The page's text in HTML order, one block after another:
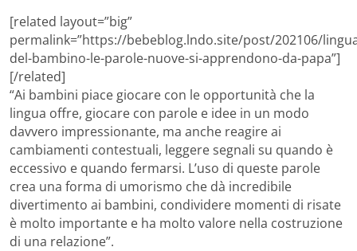
[related layout=”big”
permalink=”https://bebeblog.lndo.site/post/202106/
del-bambino-le-parole-nuove-si-apprendono-da-papa”]
[/related]
“Ai bambini piace giocare con le opportunità che la
lingua offre, giocare con parole e idee in un modo
davvero impressionante, ma anche reagire ai
cambiamenti contestuali, leggere segnali su quando è
eccessivo e quando fermarsi. L’uso di queste parole
crea una forma di umorismo che dà incredibile
divertimento ai bambini, condividere momenti di risate
è molto importante e ha molto valore nella costruzione
di una relazione”.